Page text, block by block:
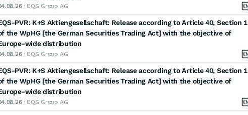
· EQS Group AG
PVR: K+S Aktiengesellschaft: Release according to Article 40, Section 1
the WpHG [the German Securities Trading Act] with the objective of
wide distribution
· EQS Group AG
PVR: K+S Aktiengesellschaft: Release according to Article 40, Section 1
the WpHG [the German Securities Trading Act] with the objective of
wide distribution
· EQS Group AG